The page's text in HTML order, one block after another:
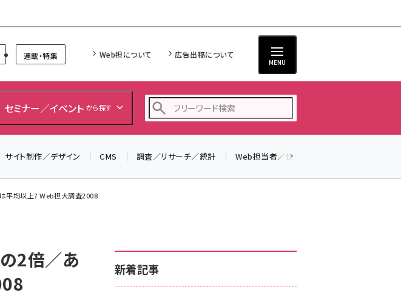
連載・特集 Web担について 広告出稿について
MENU
セミナー／イベント から探す
z世代 (1623)
サイト制作／デザイン CMS 調査／リサーチ／統計 Web担当者／仕事
平均以上? Web担大調査2008
2倍／あ
新着記事
！ ／